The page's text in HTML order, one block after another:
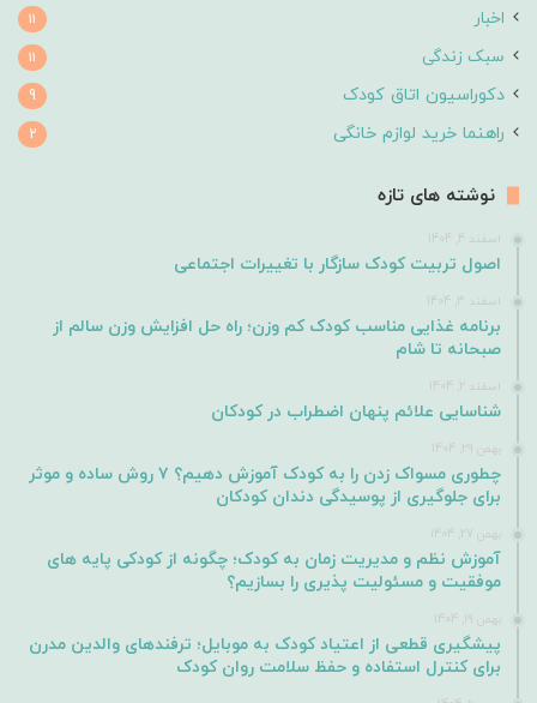
اخبار 11
سبک زندگی 11
دکوراسیون اتاق کودک 9
راهنما خرید لوازم خانگی 2
نوشته های تازه
اسفند 4, 1404
اصول تربیت کودک سازگار با تغییرات اجتماعی
اسفند 3, 1404
برنامه غذایی مناسب کودک کم وزن؛ راه حل افزایش وزن سالم از
صبحانه تا شام
اسفند 2, 1404
شناسایی علائم پنهان اضطراب در کودکان
بهمن 29, 1404
چطوری مسواک زدن را به کودک آموزش دهیم؟ ۷ روش ساده و موثر
برای جلوگیری از پوسیدگی دندان کودکان
بهمن 27, 1404
آموزش نظم و مدیریت زمان به کودک؛ چگونه از کودکی پایه های
موفقیت و مسئولیت پذیری را بسازیم؟
بهمن 19, 1404
پیشگیری قطعی از اعتیاد کودک به موبایل؛ ترفندهای والدین مدرن
برای کنترل استفاده و حفظ سلامت روان کودک